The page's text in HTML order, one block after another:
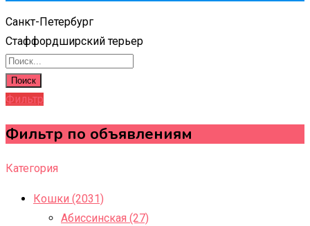
Санкт-Петербург
Стаффордширский терьер
Поиск
Фильтр
Фильтр по объявлениям
Категория
Кошки (2031)
Абиссинская (27)